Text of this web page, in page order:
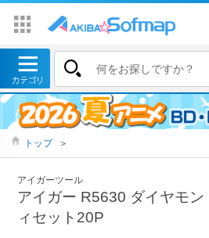
トップ ＞
アイガーツール
アイガー R5630 ダイヤモ
ィセット20P